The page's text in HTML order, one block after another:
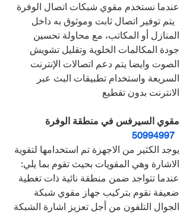
عندما نستخدم مقوي شبكات اتصال الوفرة
يتم توفير اتصال ثابت وموثوق به داخل
المنازل أو المكاتب، مع محاولة تحسين
جودة المكالمات الخلوية وتقليل تشويش
الصوت وايضا يتم دعم اتصالات الإنترنت
السريعة واستخدام تطبيقات البث عبر
الانترنت بدون تقطيع
مقوي السيرفس في منطقة الوفرة
50994997
يوجد الكثير من الاجهزة تم استخدامها لتقوية
الاشارة وهي المقويات بحيث تقوم بما يلي:
عندما تتواجد ضمن منطقة نائية ذات تغطية
ضعيفة نقوم بتركيب جهاز مقوي شبكة
الجوال التلفون من أجل تعزيز اشارة الشبكة